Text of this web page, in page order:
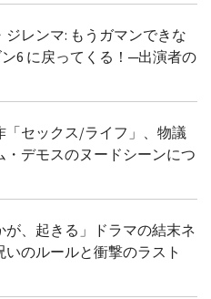
ジレンマ: もうガマンできな
6 に戻ってくる！─出演者の
セックス/ライフ」、物議
・デモスのヌードシーンにつ
、起きる」ドラマの結末ネ
いのルールと衝撃のラスト